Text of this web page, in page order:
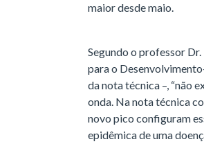
maior desde maio.
Segundo o professor
para o
da nota técnica –, “não
onda. Na nota técnica
novo pico configuram
epidêmica de uma